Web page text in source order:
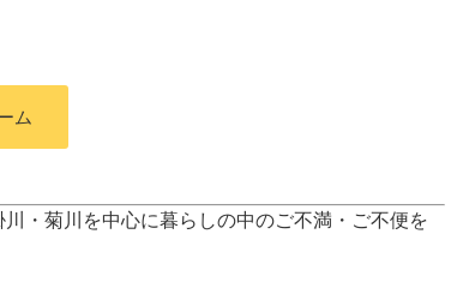
ム
川・菊川
を中心に暮らしの中のご不満・ご不便を